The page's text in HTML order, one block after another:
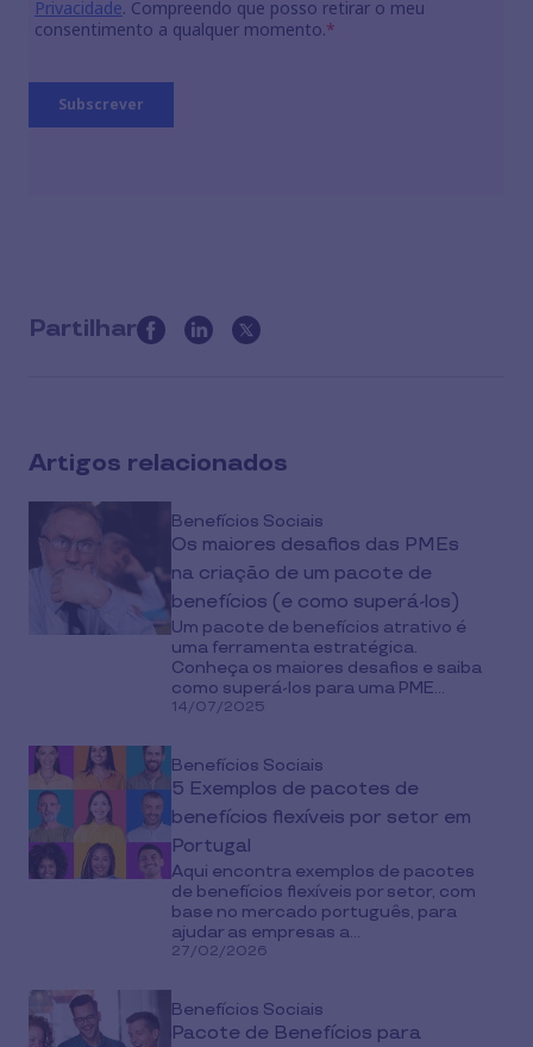
Partilhar
this
media
Artigos relacionados
Benefícios Sociais
Os maiores desafios das PMEs
na criação de um pacote de
benefícios (e como superá-los)
Um pacote de benefícios atrativo é
uma ferramenta estratégica.
Conheça os maiores desafios e saiba
como superá-los para uma PME...
14/07/2025
Benefícios Sociais
5 Exemplos de pacotes de
benefícios flexíveis por setor em
Portugal
Aqui encontra exemplos de pacotes
de benefícios flexíveis por setor, com
base no mercado português, para
ajudar as empresas a...
27/02/2026
Benefícios Sociais
Pacote de Benefícios para